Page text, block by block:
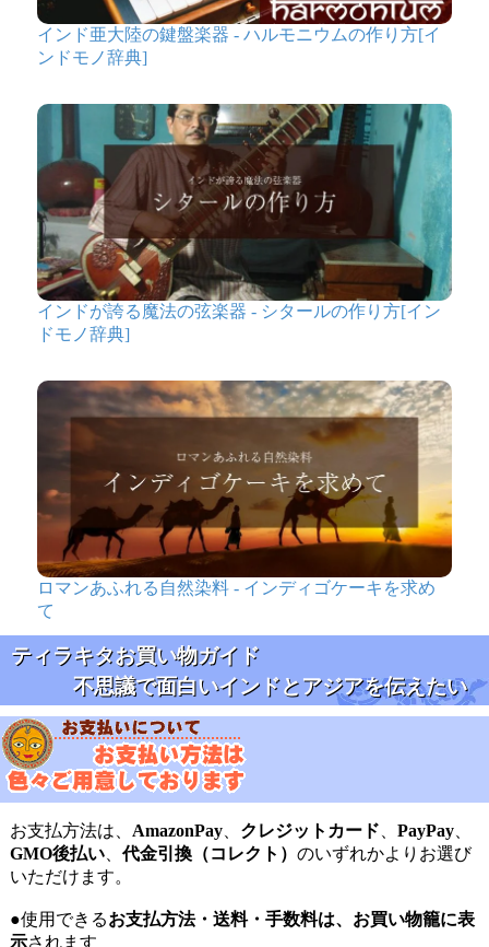
インド亜大陸の鍵盤楽器 - ハルモニウムの作り方[イ
ンドモノ辞典]
インドが誇る魔法の弦楽器 - シタールの作り方[イン
ドモノ辞典]
ロマンあふれる自然染料 - インディゴケーキを求め
て
ティラキタお買い物ガイド
不思議で面白いインドとアジアを伝えたい
お支払方法は、 AmazonPay、 クレジットカード PayPay、
GMO後払い、代金引換（コレクト） のいずれかよりお選び
いただけます。
●使用できるお支払方法・送料・手数料は、お買い物籠に表
示されます